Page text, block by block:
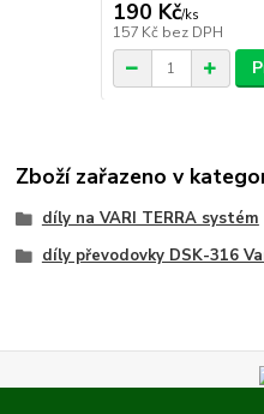
190 Kč/ks
157 Kč bez DPH
Zboží zařazeno v
díly na VARI TERRA systém
díly převodovky DSK-316